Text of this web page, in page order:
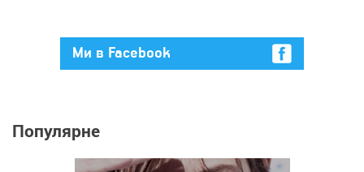
Ми в Facebook
Популярне